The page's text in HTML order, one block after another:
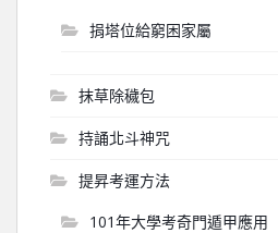
捐塔位給窮困家屬
抹草除穢包
持誦北斗神咒
提昇考運方法
101年大學考奇門遁甲應用